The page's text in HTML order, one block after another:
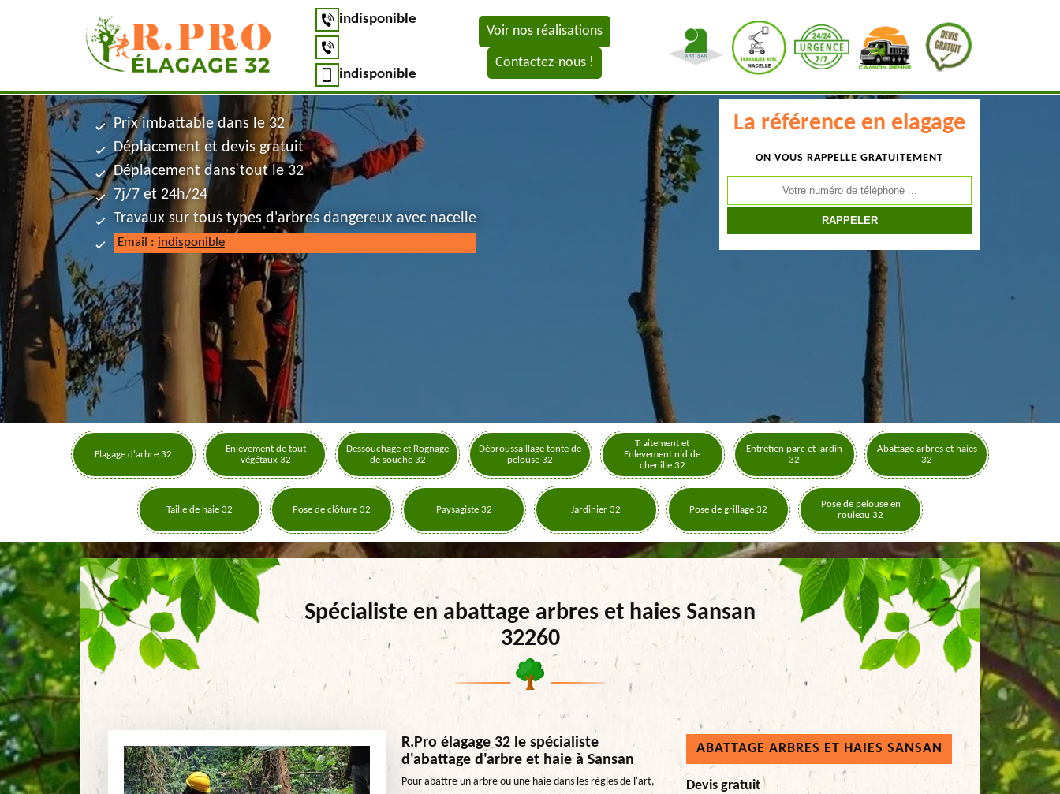
indisponible
indisponible
Voir nos réalisations
Contactez-nous !
La référence en elagage
ON VOUS RAPPELLE GRATUITEMENT
Prix imbattable dans le 32
Déplacement et devis gratuit
Déplacement dans tout le 32
7j/7 et 24h/24
Travaux sur tous types d'arbres dangereux avec nacelle
Email : indisponible
Elagage d'arbre 32
Enlèvement de tout
végétaux 32
Dessouchage et Rognage
de souche 32
Débroussaillage tonte de
pelouse 32
Traitement et
Enlevement nid de
chenille 32
Entretien parc et jardin
32
Abattage arbres et haies
32
Taille de haie 32 Pose de clôture 32 Paysagiste 32 Jardinier 32 Pose de grillage 32
Pose de pelouse en
rouleau 32
Spécialiste en abattage arbres et haies Sansan
32260
R.Pro élagage 32 le spécialiste
d'abattage d'arbre et haie à Sansan
Pour abattre un arbre ou une haie dans les règles de l'art,
ABATTAGE ARBRES ET HAIES SANSAN
Devis gratuit